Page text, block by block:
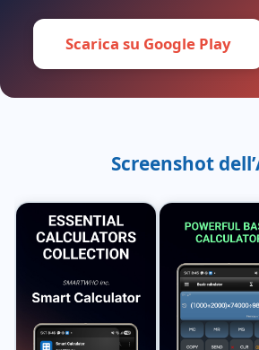
Scarica su Google Play
Screenshot